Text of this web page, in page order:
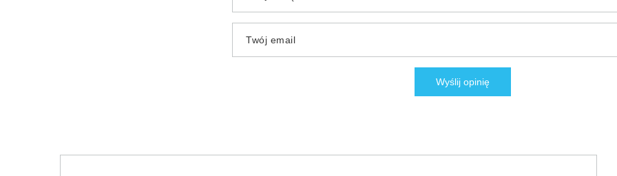
Twój email
Wyślij opinię